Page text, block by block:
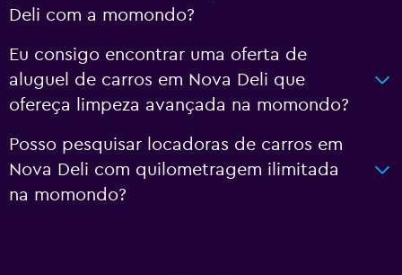
Deli com a momondo?
Eu consigo encontrar uma oferta de
aluguel de carros em Nova Deli que
ofereça limpeza avançada na momondo?
Posso pesquisar locadoras de carros em
Nova Deli com quilometragem ilimitada
na momondo?